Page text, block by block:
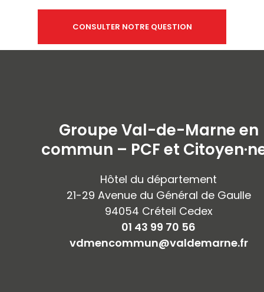
CONSULTER NOTRE QUESTION
Groupe Val-de-Marne en
commun – PCF et
Hôtel du département
21-29 Avenue du Général de Gaulle
94054 Créteil Cedex
01 43 99 70 56
vdmencommun@valdemarne.fr